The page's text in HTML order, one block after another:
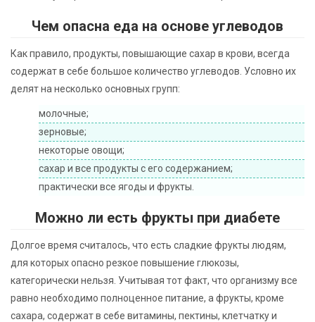
Чем опасна еда на основе углеводов
Как правило, продукты, повышающие сахар в крови, всегда
содержат в себе большое количество углеводов. Условно их
делят на несколько основных групп:
молочные;
зерновые;
некоторые овощи;
сахар и все продукты с его содержанием;
практически все ягоды и фрукты.
Можно ли есть фрукты при диабете
Долгое время считалось, что есть сладкие фрукты людям,
для которых опасно резкое повышение глюкозы,
категорически нельзя. Учитывая тот факт, что организму все
равно необходимо полноценное питание, а фрукты, кроме
сахара, содержат в себе витамины, пектины, клетчатку и